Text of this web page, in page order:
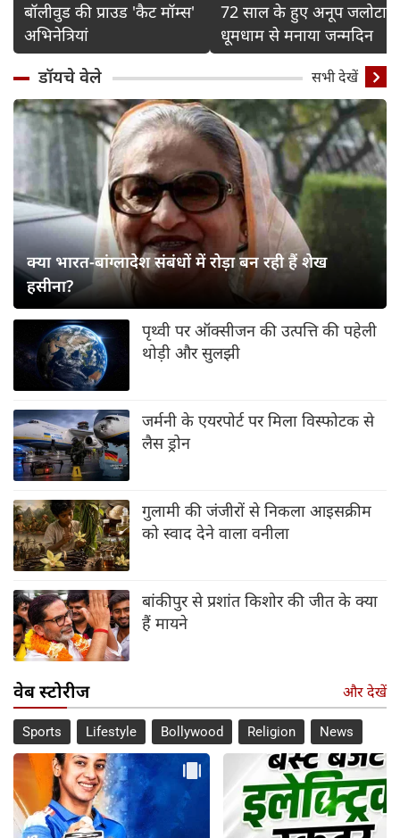
बॉलीवुड की प्राउड 'कैट मॉम्स'
अभिनेत्रियां
72 साल के हुए अनूप जलोटा,
धूमधाम से मनाया जन्मदिन
डॉयचे वेले सभी देखें
क्या भारत-बांग्लादेश संबंधों में रोड़ा बन रही हैं शेख
हसीना?
पृथ्वी पर ऑक्सीजन की उत्पत्ति की पहेली
थोड़ी और सुलझी
जर्मनी के एयरपोर्ट पर मिला विस्फोटक से
लैस ड्रोन
गुलामी की जंजीरों से निकला आइसक्रीम
को स्वाद देने वाला वनीला
बांकीपुर से प्रशांत किशोर की जीत के क्या
हैं मायने
वेब स्टोरीज और देखें
Sports Lifestyle Bollywood Religion News